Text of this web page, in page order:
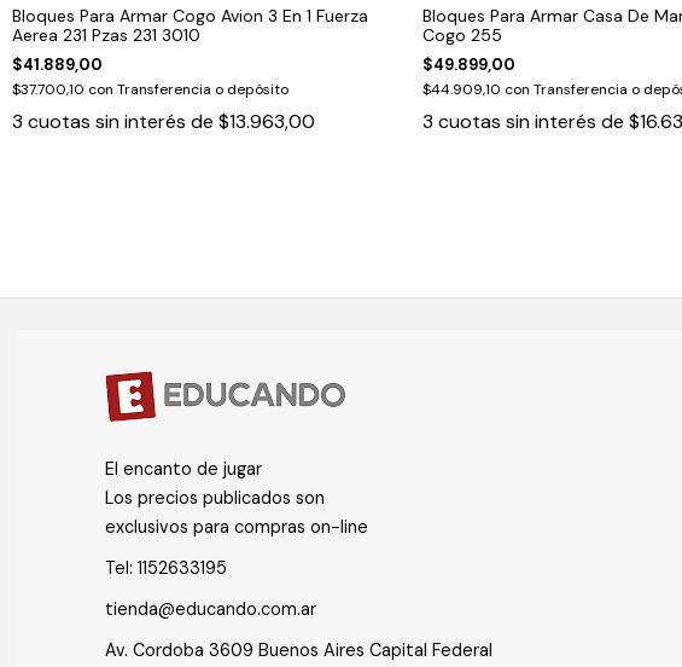
Bloques Para Armar Cogo Avion 3 En 1 Fuerza
Aerea 231 Pzas 231 3010
$41.889,00
$37.700,10 con Transferencia o depósito
3 cuotas sin interés de $13.963,00
Bloques Para Armar Casa De
Cogo 255
$49.899,00
$44.909,10 con Transferencia o
3 cuotas sin interés de
El encanto de jugar
Los precios publicados son
exclusivos para compras on-line
Tel: 1152633195
tienda@educando.com.ar
Av. Cordoba 3609 Buenos Aires Capital Federal